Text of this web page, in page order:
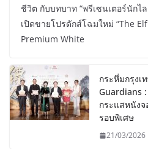
ชีวิต กับบทบาท “พรีเซนเตอร์นักไ
เปิดขายโปรดักส์โฉมใหม่ “The Elf
Premium White
กระหึ่มกรุงเ
Guardians
กระแสหนัง
รอบพิเศษ
21/03/2026